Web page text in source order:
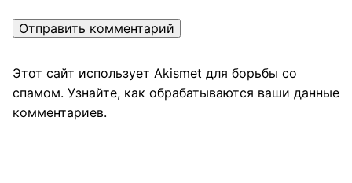
Этот сайт использует Akismet для борьбы со
спамом. Узнайте, как обрабатываются ваши данные
комментариев.